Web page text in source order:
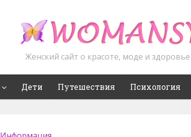
Женский сайт о красоте, моде и здоровье
Дети Путешествия Психология